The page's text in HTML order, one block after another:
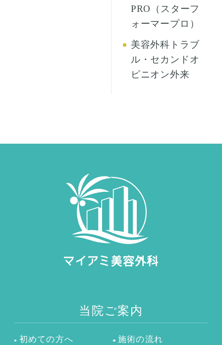
PRO（スターフ
ォーマープロ）
美容外科トラブ
ル・セカンドオ
ピニオン外来
当院ご案内
初めての方へ 施術の流れ